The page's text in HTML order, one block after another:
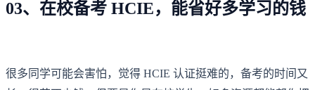
03、在校备考 HCIE，能省好多学习的钱
很多同学可能会害怕，觉得 HCIE 认证挺难的，备考的时间又